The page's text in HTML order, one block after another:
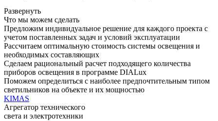
Развернуть
Что мы можем сделать
Предложим индивидуальное решение для каждого проекта с
учетом поставленных задач и условий эксплуатации
Рассчитаем оптимальную стоимость системы освещения и
необходимых составляющих
Сделаем рациональный расчет подходящего количества
приборов освещения в программе DIALux
Поможем определиться с наиболее предпочтительным типом
светильников на объекте и их мощностью
KIMAS
Агрегатор технического
света и электротехники